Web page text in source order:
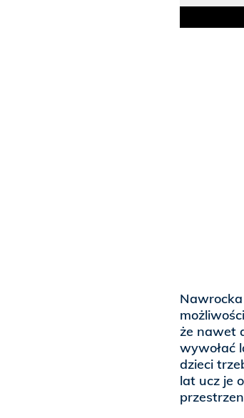
że nawet
wywołać
dzieci
lat ucz je